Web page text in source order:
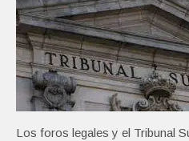
Los foros legales y el Tribunal